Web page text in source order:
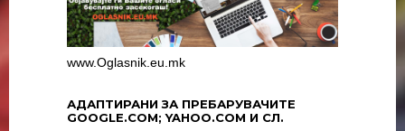
www.Oglasnik.eu.mk
АДАПТИРАНИ ЗА ПРЕБАРУВАЧИТЕ
GOOGLE.COM; YAHOO.COM И СЛ.